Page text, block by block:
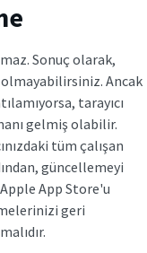
Sonuç olarak,
Ancak
tarayıcı
gelmiş olabilir.
tüm çalışan
güncellemeyi
App Store'u
geri